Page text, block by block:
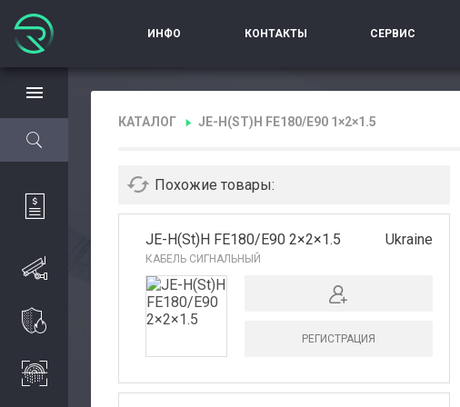
ИНФО КОНТАКТЫ СЕРВИС
Авторизация
Каталог
Производители
КАТАЛОГ JE-H(ST)H FE180/E90 1×2×1.5
Похожие товары:
JE-H(St)H FE180/E90 2×2×1.5
КАБЕЛЬ СИГНАЛЬНЫЙ
Ukraine
РЕГИСТРАЦИЯ